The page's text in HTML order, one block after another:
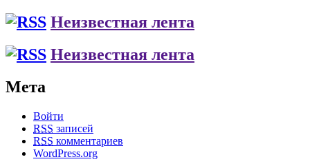
Неизвестная лента
Неизвестная лента
Мета
Войти
RSS записей
RSS комментариев
WordPress.org